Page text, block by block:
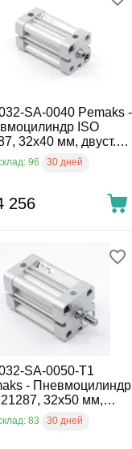
SA-0040 Pemaks -
ISO
32x40 мм, двуст.
внутр. резьба
96 30 дней
256
SA-0050-T1
- Пневмоцилиндр
21287, 32x50 мм,
действ., нар.
83 30 дней